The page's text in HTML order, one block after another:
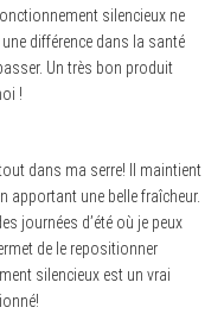
silencieux ne
différence dans la santé
Un très bon produit
!
dans ma serre! Il maintient
apportant une belle fraîcheur.
journées d’été où je peux
de le repositionner
silencieux est un vrai